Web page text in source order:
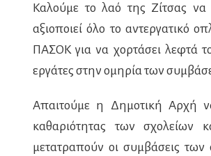
Καλούμε το λαό της Ζίτσας
αξιοποιεί όλο το αντεργατικό
ΠΑΣΟΚ για να χορτάσει λεφτά
εργάτες στην ομηρία των
Απαιτούμε η Δημοτική Αρχή
καθαριότητας των
μετατραπούν οι συμβάσεις